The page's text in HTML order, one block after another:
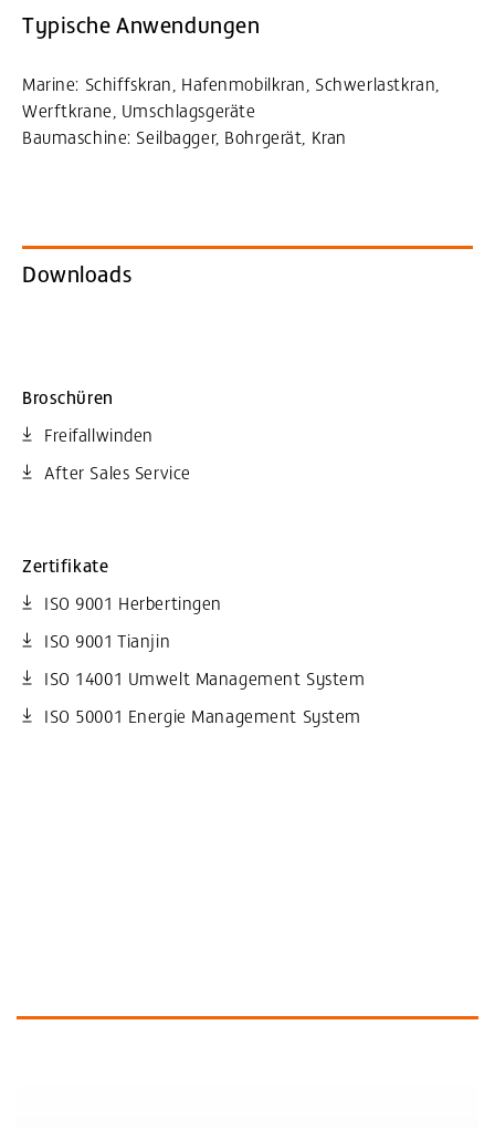
Typische Anwendungen
Marine: Schiffskran, Hafenmobilkran, Schwerlastkran,
Werftkrane, Umschlagsgeräte
Baumaschine: Seilbagger, Bohrgerät, Kran
Downloads
Broschüren
Freifallwinden
After Sales Service
Zertifikate
ISO 9001 Herbertingen
ISO 9001 Tianjin
ISO 14001 Umwelt Management System
ISO 50001 Energie Management System